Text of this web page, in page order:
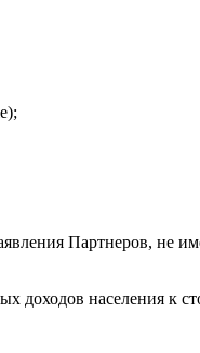
Партнеров, не
доходов населения к